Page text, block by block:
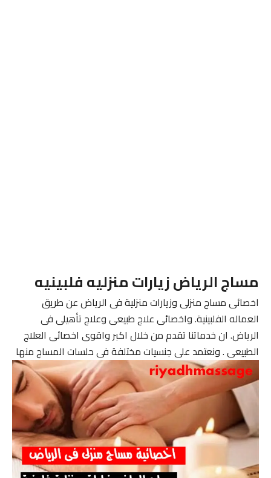
مساج الرياض زيارات منزليه فلبينيه
اخصائى مساج منزلى وزيارات منزلية فى الرياض عن طريق
العماله الفلبينية. واخصائى علاج طبيعى وعلاج تأهيلى فى
الرياض. ان خدماتنا تقدم من خلال اكبر واقوى اخصائى العلاج
الطبيعى . ونعتمد على جنسيات مختلفة فى حلسات المساج منها